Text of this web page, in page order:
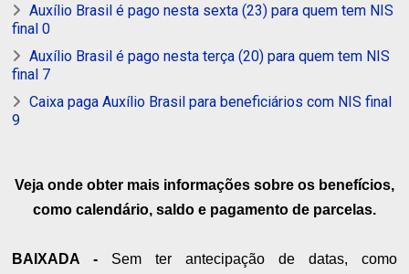
Auxílio Brasil é pago nesta sexta (23) para quem tem NIS
final 0
Auxílio Brasil é pago nesta terça (20) para quem tem NIS
final 7
Caixa paga Auxílio Brasil para beneficiários com NIS final
9
Veja onde obter mais informações sobre os benefícios,
como calendário, saldo e pagamento de parcelas.
BAIXADA - Sem ter antecipação de datas, como